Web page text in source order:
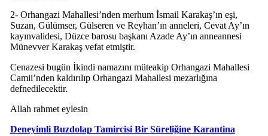
2- Orhangazi Mahallesi’nden merhum İsmail Karakaş’ın eşi,
Suzan, Gülümser, Gülseren ve Reyhan’ın anneleri, Cevat Ay’ın
kayınvalidesi, Düzce barosu başkanı Azade Ay’ın anneannesi
Münevver Karakaş vefat etmiştir.
Cenazesi bugün İkindi namazını müteakip Orhangazi Mahallesi
Camii’nden kaldırılıp Orhangazi Mahallesi mezarlığına
defnedilecektir.
Allah rahmet eylesin
Deneyimli Buzdolap Tamircisi Bir Süreliğine Karantina